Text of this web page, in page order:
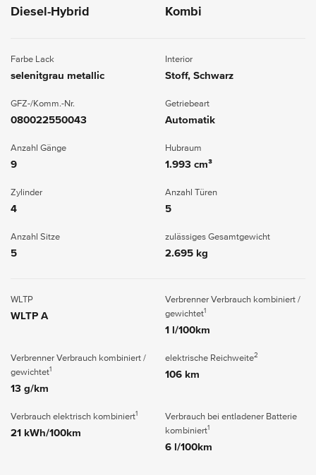
Diesel-Hybrid Kombi
Farbe Lack
selenitgrau metallic
Interior
Stoff, Schwarz
GFZ-/Komm.-Nr.
080022550043
Getriebeart
Automatik
Anzahl Gänge
9
Hubraum
1.993 cm³
Zylinder
4
Anzahl Türen
5
Anzahl Sitze
5
zulässiges Gesamtgewicht
2.695 kg
WLTP
WLTP A
Verbrenner Verbrauch kombiniert /
gewichtet1
1 l/100km
Verbrenner Verbrauch kombiniert /
gewichtet1
13 g/km
elektrische Reichweite2
106 km
Verbrauch elektrisch kombiniert1
21 kWh/100km
Verbrauch bei entladener Batterie
kombiniert1
6 l/100km